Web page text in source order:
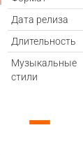
Дата релиза
Длительность
Музыкальные
стили
—